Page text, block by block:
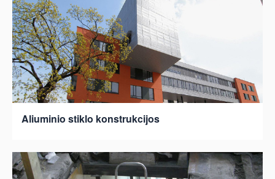
Aliuminio stiklo konstrukcijos